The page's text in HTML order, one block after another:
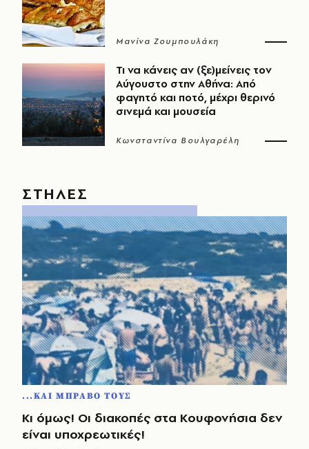
Μανίνα Ζουμπουλάκη
Τι να κάνεις αν (ξε)μείνεις τον
Αύγουστο στην Αθήνα: Από
φαγητό και ποτό, μέχρι θερινό
σινεμά και μουσεία
Κωνσταντίνα Βουλγαρέλη
ΣΤΗΛΕΣ
...ΚΑΙ ΜΠΡΑΒΟ ΤΟΥΣ
Κι όμως! Οι διακοπές στα Κουφονήσια δεν
είναι υποχρεωτικές!